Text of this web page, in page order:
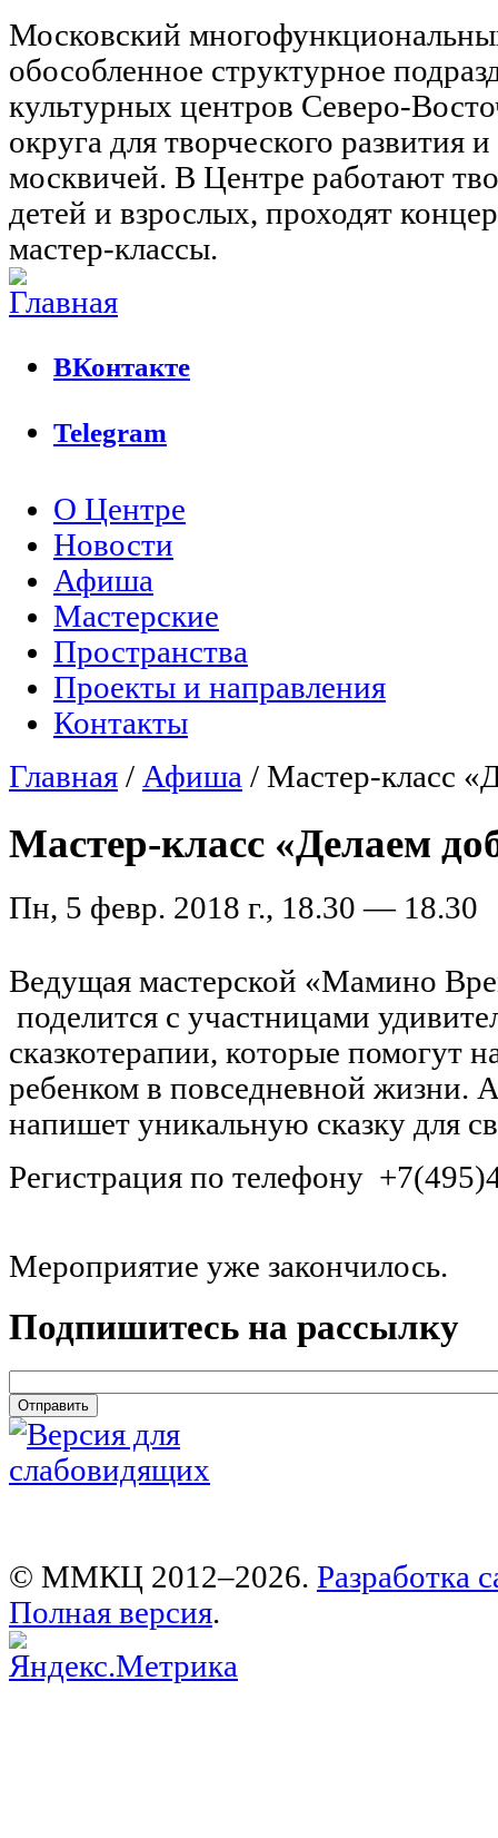
Московский
обособленное структурное
культурных центров Северо-
округа для творческого развития
москвичей. В Центре работают
детей и взрослых, проходят
мастер-классы.
ВКонтакте
Telegram
Главное меню
О Центре
Новости
Афиша
Мастерские
Пространства
Проекты и направления
Контакты
Вы здесь
Главная / Афиша / Мастер-класс
Мастер-класс «Делаем
Пн, 5 февр. 2018 г., 18.30 — 18.30
Ведущая мастерской «Мамино
поделится с участницами
сказкотерапии, которые помогут
ребенком в повседневной жизни.
напишет уникальную сказку для
Регистрация по телефону
Мероприятие уже закончилось.
Подпишитесь на рассылку
© ММКЦ 2012–2026. Разработка
Полная версия.